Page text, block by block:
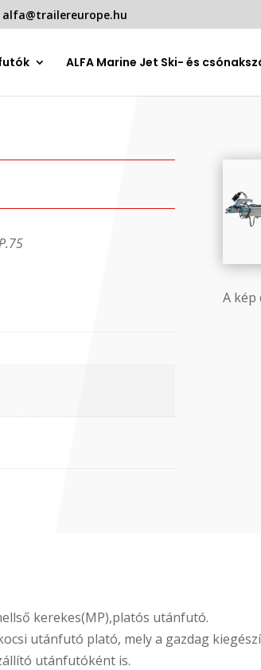
alfa@trailereurope.hu
ALFA Marine Jet Ski- és
A kép
kerekes(MP),platós utánfutó.
utánfutó plató, mely a gazdag
utánfutóként is.